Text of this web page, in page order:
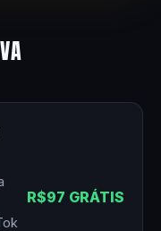
R$97 GRÁTIS